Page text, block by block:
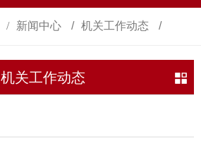
新闻中心 机关工作动态
机关工作动态